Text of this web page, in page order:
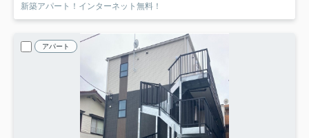
新築アパート！インターネット無料！
アパート